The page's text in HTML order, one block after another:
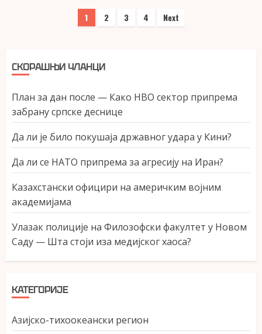
Пагинација
1 2 3 4 Next
СКОРАШЊИ ЧЛАНЦИ
План за дан после — Како НВО сектор припрема
забрану српске деснице
Да ли је било покушаја државног удара у Кини?
Да ли се НАТО припрема за агресију на Иран?
Казахстански официри на америчким војним
академијама
Улазак полиције на Филозофски факултет у Новом
Саду — Шта стоји иза медијског хаоса?
КАТЕГОРИЈЕ
Азијско-тихоокеански регион